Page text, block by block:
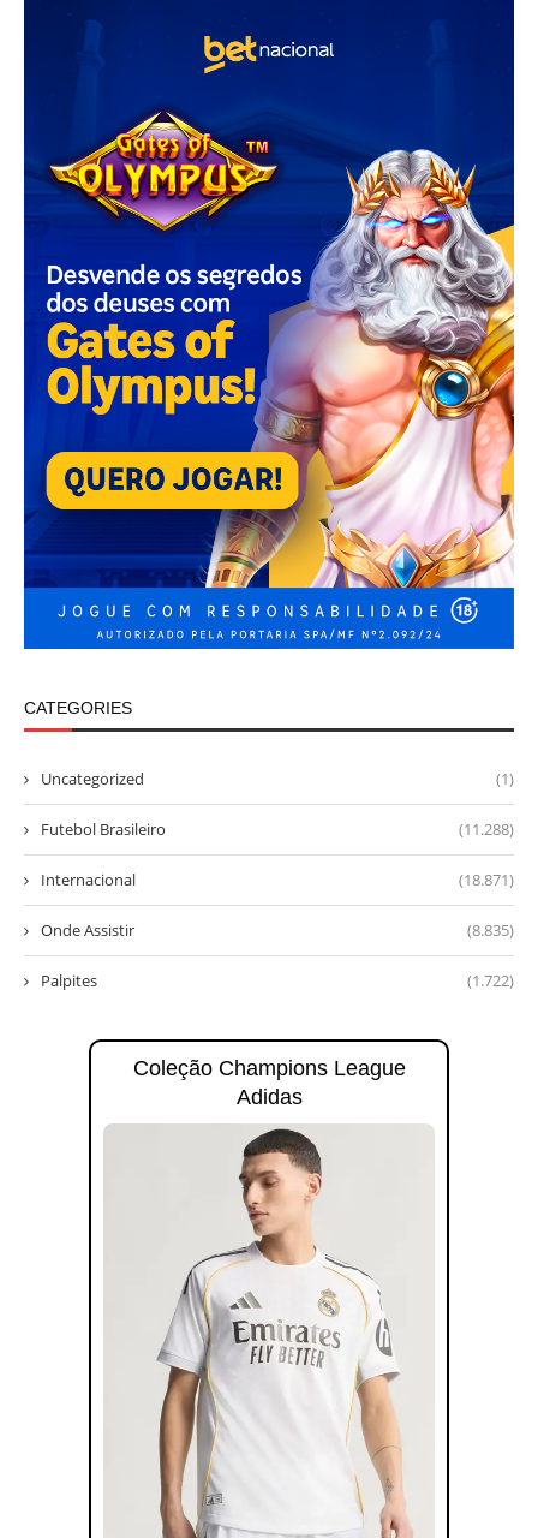
CATEGORIES
Uncategorized (1)
Futebol Brasileiro (11.288)
Internacional (18.871)
Onde Assistir (8.835)
Palpites (1.722)
Coleção Champions League
Adidas